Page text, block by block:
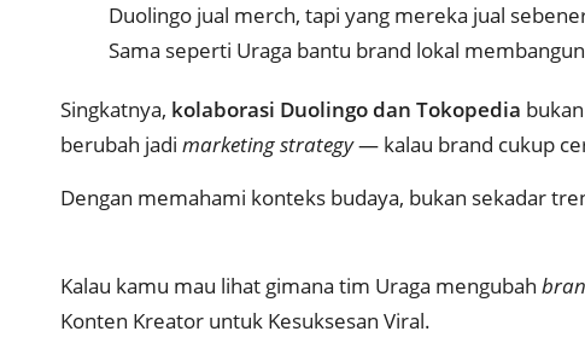
Duolingo jual merch, tapi yang mereka jual
Sama seperti Uraga bantu brand lokal
Singkatnya, kolaborasi Duolingo dan Tokopedia
berubah jadi marketing strategy— kalau brand cukup
Dengan memahami konteks budaya, bukan sekadar
Kalau kamu mau lihat gimana tim Uraga mengubah
Konten Kreator untuk Kesuksesan Viral.